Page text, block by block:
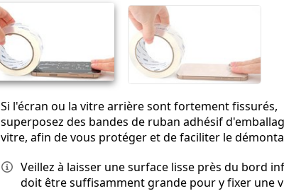
Si l'écran ou la vitre arrière sont fortement fissurés,
superposez des bandes de ruban adhésif
vitre, afin de vous protéger et de faciliter le
Veillez à laisser une surface lisse près du bord
doit être suffisamment grande pour y fixer une